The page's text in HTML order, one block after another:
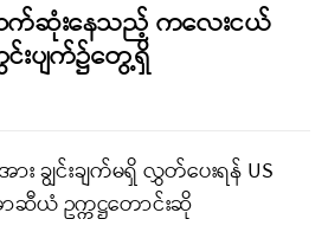
ာက်ဆုံးနေသည့် ကလေးငယ်
းပျက်၌တွေ့ရှိ
း ချွင်းချက်မရှိ လွှတ်ပေးရန် US
ာဆီယံ ဥက္ကဋ္ဌတောင်းဆို